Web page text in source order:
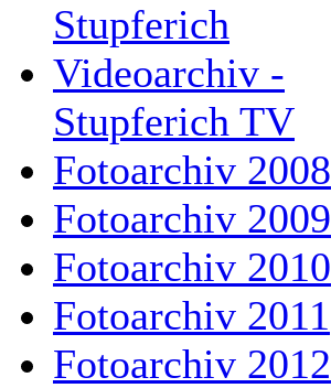
Stupferich
Videoarchiv -
Stupferich TV
Fotoarchiv 2008
Fotoarchiv 2009
Fotoarchiv 2010
Fotoarchiv 2011
Fotoarchiv 2012